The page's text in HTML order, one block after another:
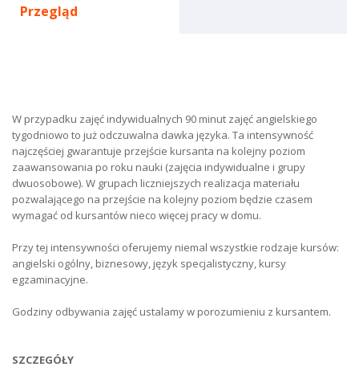
Przegląd
W przypadku zajęć indywidualnych 90 minut zajęć angielskiego
tygodniowo to już odczuwalna dawka języka. Ta intensywność
najczęściej gwarantuje przejście kursanta na kolejny poziom
zaawansowania po roku nauki (zajęcia indywidualne i grupy
dwuosobowe). W grupach liczniejszych realizacja materiału
pozwalającego na przejście na kolejny poziom będzie czasem
wymagać od kursantów nieco więcej pracy w domu.
Przy tej intensywności oferujemy niemal wszystkie rodzaje kursów:
angielski ogólny, biznesowy, język specjalistyczny, kursy
egzaminacyjne.
Godziny odbywania zajęć ustalamy w porozumieniu z kursantem.
SZCZEGÓŁY